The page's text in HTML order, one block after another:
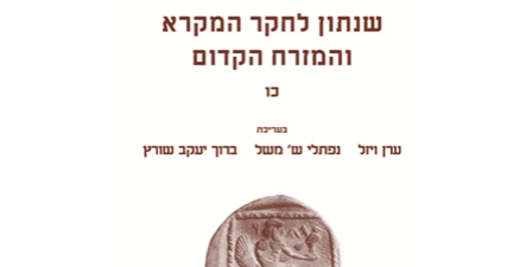
נפתלי ש' משל ערן ויזל